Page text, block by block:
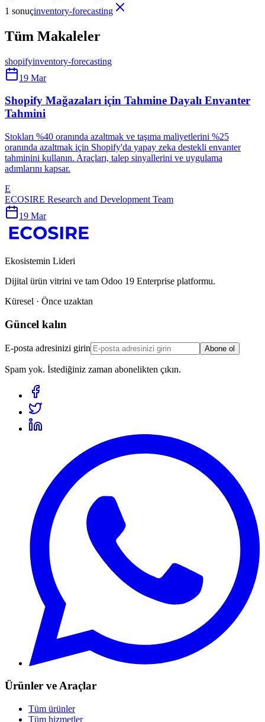
1 sonuçinventory-forecasting
Tüm Makaleler
shopifyinventory-forecasting
19 Mar
Shopify Mağazaları için Tahmine Dayalı Envanter
Tahmini
Stokları %40 oranında azaltmak ve taşıma maliyetlerini %25
oranında azaltmak için Shopify'da yapay zeka destekli envanter
tahminini kullanın. Araçları, talep sinyallerini ve uygulama
adımlarını kapsar.
E
ECOSIRE Research and Development Team
19 Mar
Ekosistemin Lideri
Dijital ürün vitrini ve tam Odoo 19 Enterprise platformu.
Küresel · Önce uzaktan
Güncel kalın
E-posta adresinizi girin Abone ol
Spam yok. İstediğiniz zaman abonelikten çıkın.
Ürünler ve Araçlar
Tüm ürünler
Tüm hizmetler